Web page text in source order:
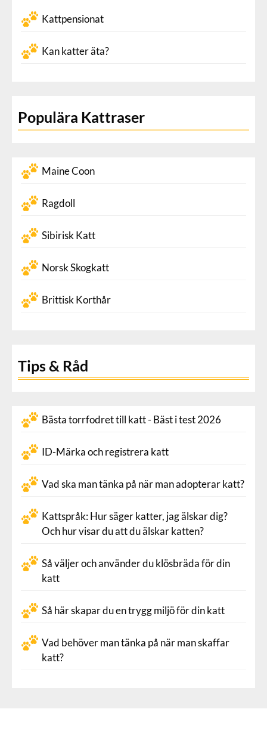
Kattpensionat
Kan katter äta?
Populära Kattraser
Maine Coon
Ragdoll
Sibirisk Katt
Norsk Skogkatt
Brittisk Korthår
Tips & Råd
Bästa torrfodret till katt - Bäst i test 2026
ID-Märka och registrera katt
Vad ska man tänka på när man adopterar katt?
Kattspråk: Hur säger katter, jag älskar dig?
Och hur visar du att du älskar katten?
Så väljer och använder du klösbräda för din
katt
Så här skapar du en trygg miljö för din katt
Vad behöver man tänka på när man skaffar
katt?